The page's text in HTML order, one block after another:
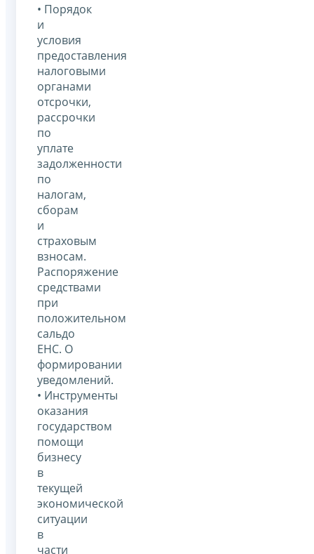
• Порядок
и
условия
предоставления
налоговыми
органами
отсрочки,
рассрочки
по
уплате
задолженности
по
налогам,
сборам
и
страховым
взносам.
Распоряжение
средствами
при
положительном
сальдо
ЕНС. О
формировании
уведомлений.
• Инструменты
оказания
государством
помощи
бизнесу
в
текущей
экономической
ситуации
в
части